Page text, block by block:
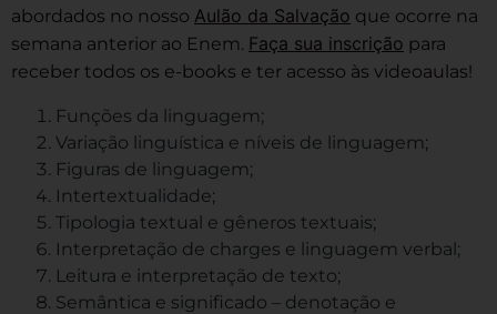
abordados no nosso Aulão da Salvação que ocorre na
semana anterior ao Enem. Faça sua inscrição para
receber todos os e-books e ter acesso às videoaulas!
Funções da linguagem;
Variação linguística e níveis de linguagem;
Figuras de linguagem;
Intertextualidade;
Tipologia textual e gêneros textuais;
Interpretação de charges e linguagem verbal;
Leitura e interpretação de texto;
Semântica e significado – denotação e